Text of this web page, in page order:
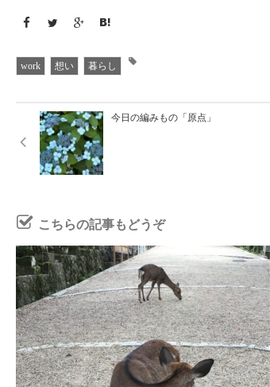
work 想い 暮らし
今日の編みもの「原点」
こちらの記事もどうぞ